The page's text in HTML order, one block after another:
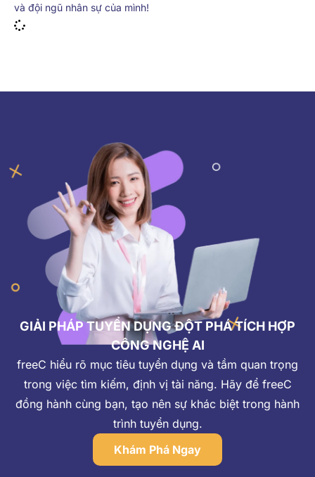
và đội ngũ nhân sự của mình!
GIẢI PHÁP TUYỂN DỤNG ĐỘT PHÁ TÍCH HỢP
CÔNG NGHỆ AI
freeC hiểu rõ mục tiêu tuyển dụng và tầm quan trọng
trong việc tìm kiếm, định vị tài năng. Hãy để freeC
đồng hành cùng bạn, tạo nên sự khác biệt trong hành
trình tuyển dụng.
Khám Phá Ngay